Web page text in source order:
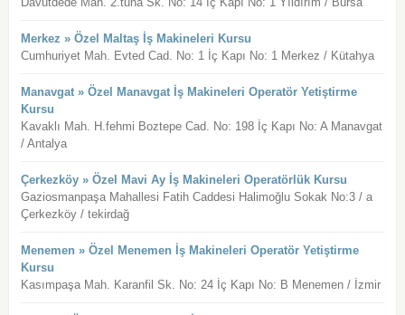
Merkez » Özel Maltaş İş Makineleri Kursu
Cumhuriyet Mah. Evted Cad. No: 1 İç Kapı No: 1 Merkez / Kütahya
Manavgat » Özel Manavgat İş Makineleri Operatör Yetiştirme
Kursu
Kavaklı Mah. H.fehmi Boztepe Cad. No: 198 İç Kapı No: A Manavgat
/ Antalya
Çerkezköy » Özel Mavi Ay İş Makineleri Operatörlük Kursu
Gaziosmanpaşa Mahallesi Fatih Caddesi Halimoğlu Sokak No:3 / a
Çerkezköy / tekirdağ
Menemen » Özel Menemen İş Makineleri Operatör Yetiştirme
Kursu
Kasımpaşa Mah. Karanfil Sk. No: 24 İç Kapı No: B Menemen / İzmir